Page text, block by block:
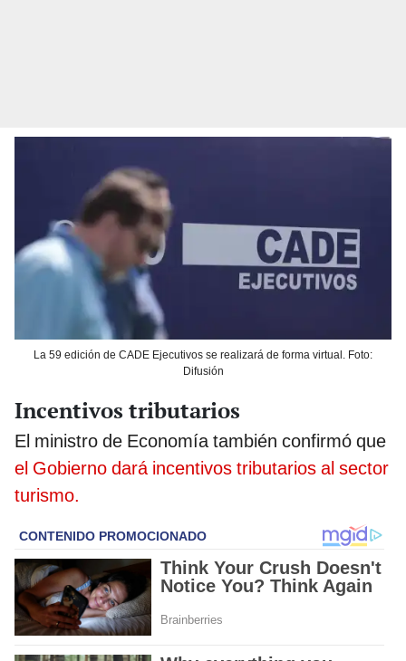
La 59 edición de CADE Ejecutivos se realizará de forma virtual. Foto:
Difusión
Incentivos tributarios
El ministro de Economía también confirmó que
el Gobierno dará incentivos tributarios al sector
turismo.